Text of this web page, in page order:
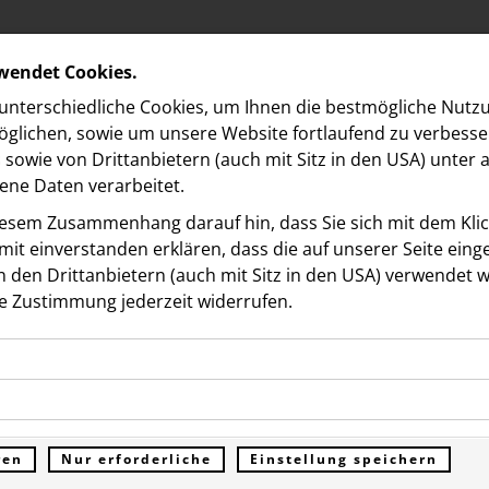
Fund startet mit
in drei
Cookies.
Cookies, um Ihnen die best­mögliche
sowie um unsere Website fortlaufend zu
von Drittanbietern (auch mit Sitz in den USA) unter
Daten verarbeitet.
Zusammenhang darauf hin, dass Sie sich mit dem
ein­ver­standen erklären, dass die auf unserer Seite
den Drittanbietern (auch mit Sitz in den USA) verwendet
Zustimmung jederzeit widerrufen.
ermöglichen grundlegende Funktionen und sind für
der Website erforderlich. Diese Cookies
Daten und werden an keine Dritten übermittelt.
erfassen Informationen anonym. Diese Informationen
unsere Besucher unsere Website nutzen.
Nur erforderliche Einstellung speichern